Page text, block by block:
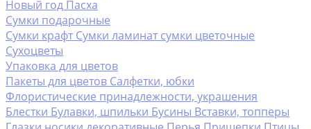
Новый год Пасха
Сумки подарочные
Сумки крафт Сумки ламинат сумки цветочные
Сухоцветы
Упаковка для цветов
Пакеты для цветов Салфетки, юбки
Флористические принадлежности, украшения
Блестки Булавки, шпильки Бусины Вставки, топперы